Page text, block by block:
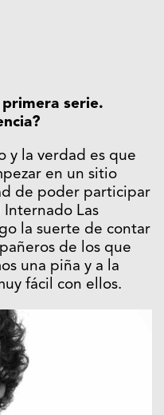
serie.
y la verdad es que
en un sitio
de poder participar
Internado Las
la suerte de contar
de los que
una piña y a la
fácil con ellos.